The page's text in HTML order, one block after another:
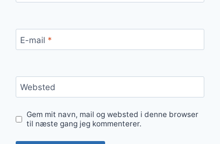
E-mail *
Websted
Gem mit navn, mail og websted i denne browser
til næste gang jeg kommenterer.